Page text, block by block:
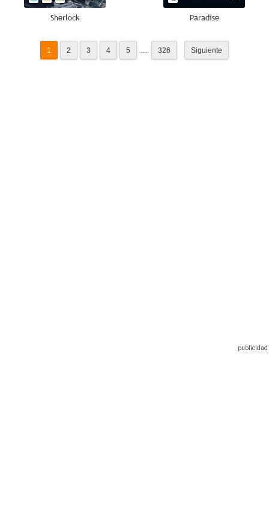
Sherlock Paradise
1 2 3 4 5 ... 326 Siguiente